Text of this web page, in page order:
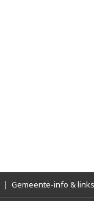
| Gemeente-info & links